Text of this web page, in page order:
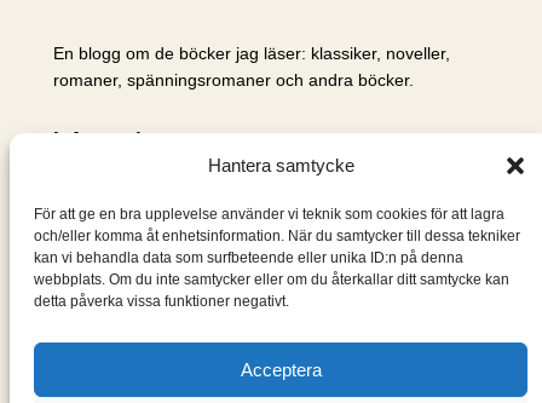
Hantera samtycke
För att ge en bra upplevelse använder vi teknik som cookies för att lagra
och/eller komma åt enhetsinformation. När du samtycker till dessa tekniker
kan vi behandla data som surfbeteende eller unika ID:n på denna
webbplats. Om du inte samtycker eller om du återkallar ditt samtycke kan
detta påverka vissa funktioner negativt.
Acceptera
En blogg om de böcker jag läser: klassiker, noveller,
romaner, spänningsromaner och andra böcker.
Information
Om mig & om bloggen
S
ö
k